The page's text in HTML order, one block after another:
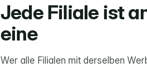
Jede Filiale ist
eine
Wer alle Filialen mit derselben